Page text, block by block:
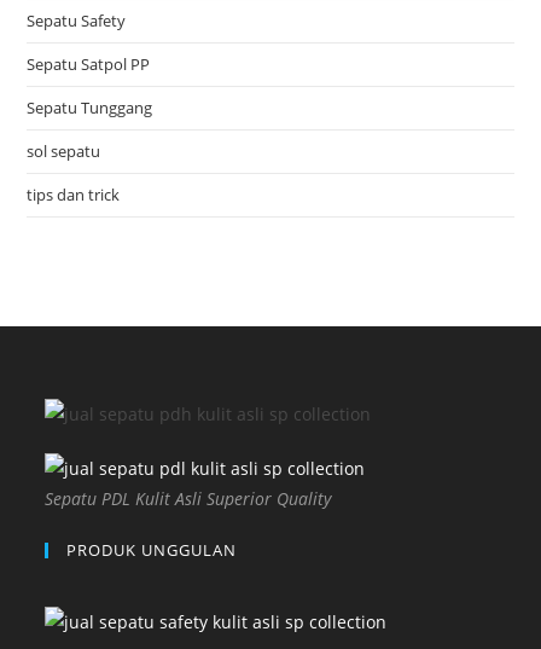
Sepatu Safety
Sepatu Satpol PP
Sepatu Tunggang
sol sepatu
tips dan trick
Sepatu PDL Kulit Asli Superior Quality
PRODUK UNGGULAN